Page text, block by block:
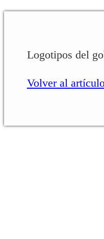
Logotipos del
Volver al